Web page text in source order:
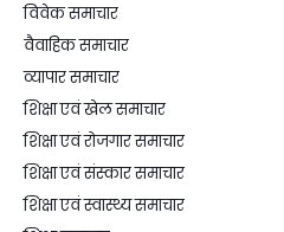
विवेक समाचार
वैवाहिक समाचार
व्यापार समाचार
शिक्षा एवं खेल समाचार
शिक्षा एवं रोजगार समाचार
शिक्षा एवं संस्कार समाचार
शिक्षा एवं स्वास्थ्य समाचार